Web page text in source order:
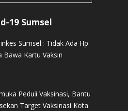
19 Sumsel
Sumsel : Tidak Ada Hp
Bawa Kartu Vaksin
Peduli Vaksinasi, Bantu
Target Vaksinasi Kota